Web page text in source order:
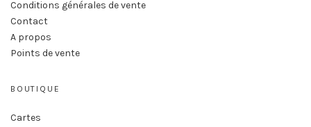
Conditions générales de vente
Contact
A propos
Points de vente
BOUTIQUE
Cartes